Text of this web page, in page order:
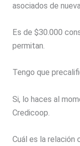
asociados de
Es de $30.000
permitan.
Tengo que
Si, lo haces al
Credicoop.
Cuál es la relación